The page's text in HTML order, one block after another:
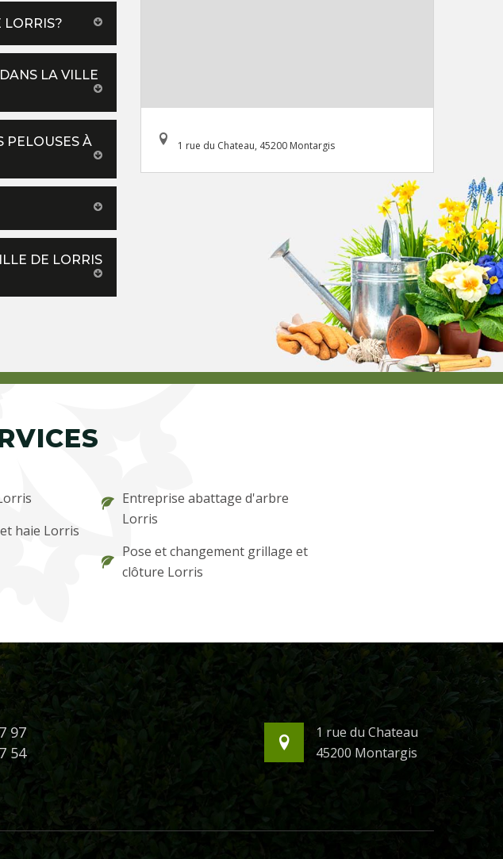
LORRIS?
LA VILLE
PELOUSES À
DE LORRIS
1 rue du Chateau, 45200 Montargis
haie Lorris
Entreprise abattage d'arbre
Lorris
Pose et changement grillage et
clôture Lorris
97
54
1 rue du Chateau
45200 Montargis